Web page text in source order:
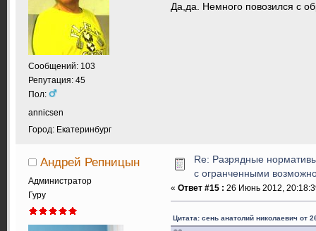
Сообщений: 103
Репутация: 45
Пол:
annicsen
Город: Екатеринбург
Да,да. Немного повозился с
Андрей Репницын
Администратор
Гуру
Re: Разрядные
с огранченными
« Ответ #15 : 26 Июнь 2012,
Цитата: сень анатолий николаевич от